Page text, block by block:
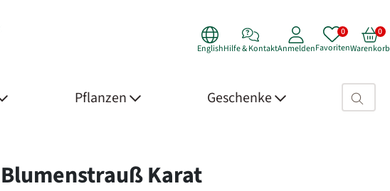
EnglishHilfe & KontaktAnmeldenFavoritenWarenkorb
Pflanzen Geschenke Suchfeld>
Product Details
Blumenstrauß Karat